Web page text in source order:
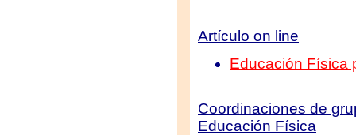
Artículo on line
Educación Física
Coordinaciones de
Educación Física